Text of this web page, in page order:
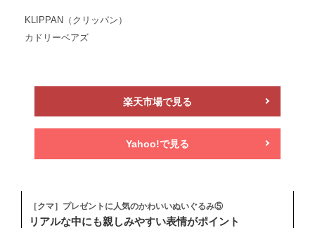
KLIPPAN（クリッパン）
カドリーベアズ
楽天市場で見る
Yahoo!で見る
［クマ］プレゼントに人気のかわいいぬいぐるみ⑤
リアルな中にも親しみやすい表情がポイント